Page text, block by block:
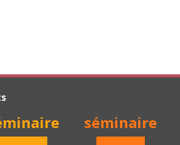
séminaire